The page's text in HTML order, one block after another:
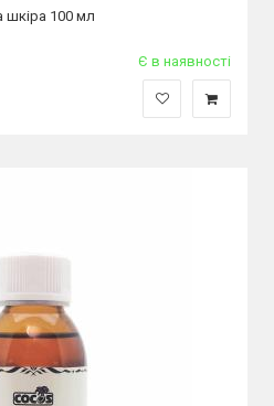
шкіра 100 мл
Є в наявності